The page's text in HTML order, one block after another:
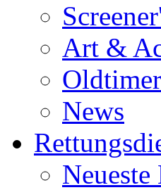
Art &
Oldtimer
News
Neueste